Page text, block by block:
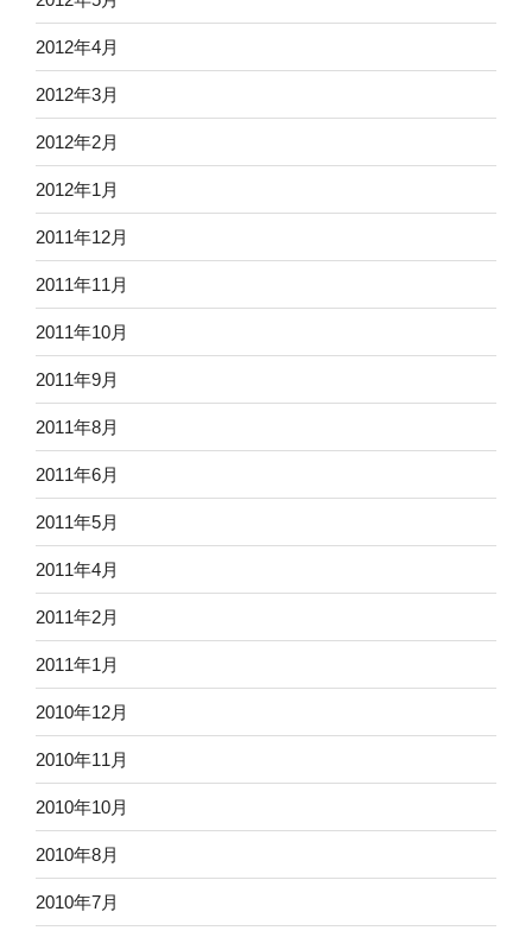
2012年4月
2012年3月
2012年2月
2012年1月
2011年12月
2011年11月
2011年10月
2011年9月
2011年8月
2011年6月
2011年5月
2011年4月
2011年2月
2011年1月
2010年12月
2010年11月
2010年10月
2010年8月
2010年7月